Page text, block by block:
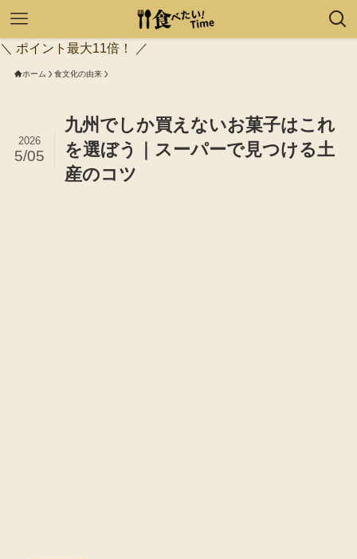
＼ ポイント最大11倍！ ／
ホーム 食文化の由来
九州でしか買えないお菓子はこれ
を選ぼう｜スーパーで見つける土
産のコツ
2026
5/05